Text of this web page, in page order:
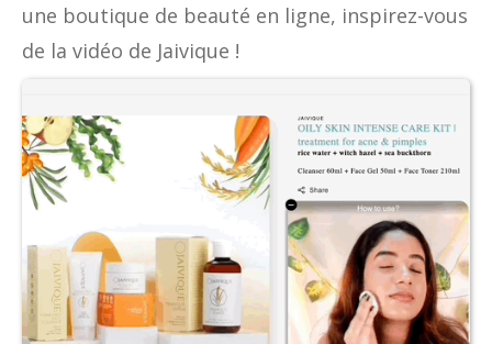
une boutique de beauté en ligne, inspirez-vous
de la vidéo de Jaivique !